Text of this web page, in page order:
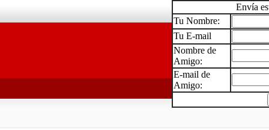
Envía
Tu Nombre:
Tu E-mail
Nombre de
Amigo:
E-mail de
Amigo: